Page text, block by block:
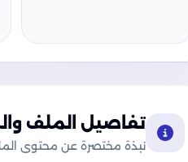
تفاصيل الملف
نبذة مختصرة عن محتوى